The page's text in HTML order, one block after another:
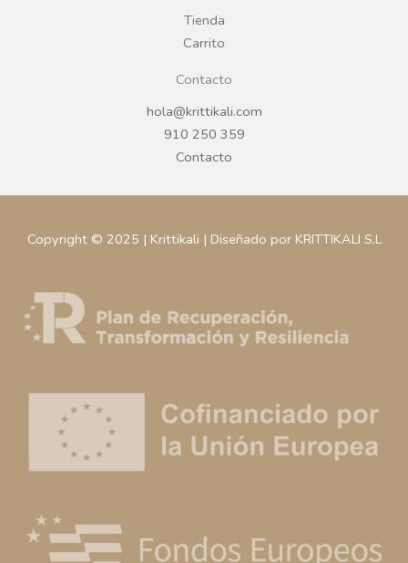
Tienda
Carrito
Contacto
hola@krittikali.com
910 250 359
Contacto
Copyright © 2025 | Krittikali | Diseñado por KRITTIKALI S.L